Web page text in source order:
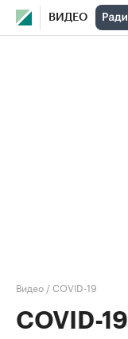
ВИДЕО
Видео /COVID-19
COVID-19